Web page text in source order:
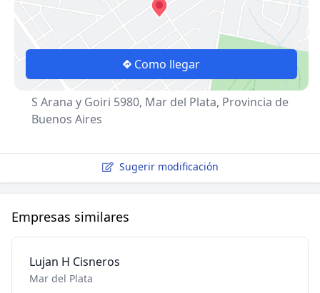
Como llegar
S Arana y Goiri 5980, Mar del Plata, Provincia de
Buenos Aires
Sugerir modificación
Empresas similares
Lujan H Cisneros
Mar del Plata